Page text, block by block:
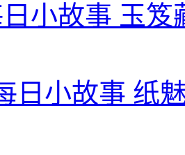
日小故事 玉
日小故事 纸